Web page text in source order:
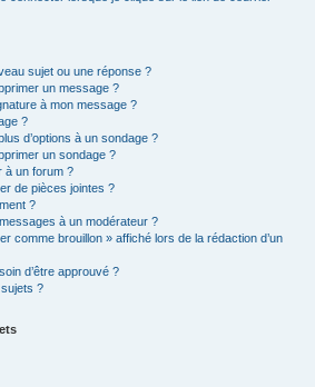
sujet ou une réponse ?
un message ?
à mon message ?
?
d’options à un sondage ?
un sondage ?
à un forum ?
de pièces jointes ?
?
à un modérateur ?
comme brouillon » affiché lors de la rédaction d’un
d’être approuvé ?
?